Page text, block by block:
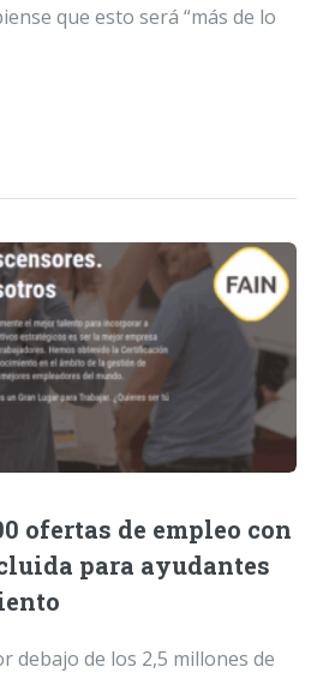
que esto será “más de lo
ofertas de empleo con
para ayudantes
debajo de los 2,5 millones de